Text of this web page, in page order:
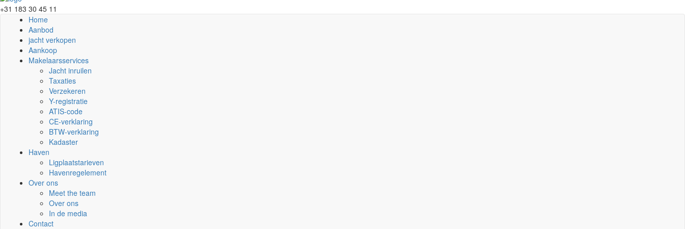
+31 183 30 45 11
Home
Aanbod
jacht verkopen
Aankoop
Makelaarsservices
Jacht inruilen
Taxaties
Verzekeren
Y-registratie
ATIS-code
CE-verklaring
BTW-verklaring
Kadaster
Haven
Ligplaatstarieven
Havenregelement
Over ons
Meet the team
Over ons
In de media
Contact